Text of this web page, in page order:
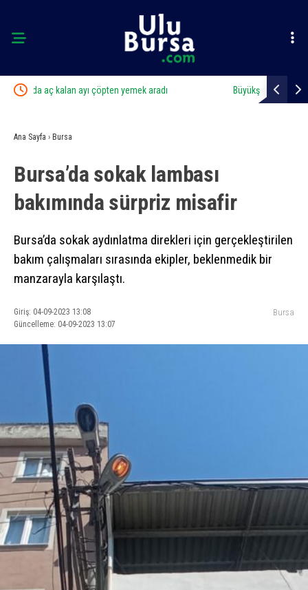
Büyükşehir’den Panayır’da altyapı ve ulaşım atağı Alanyurt
Ana Sayfa › Bursa
Bursa’da sokak lambası
bakımında sürpriz misafir
Bursa’da sokak aydınlatma direkleri için gerçekleştirilen
bakım çalışmaları sırasında ekipler, beklenmedik bir
manzarayla karşılaştı.
Giriş: 04-09-2023 13:08
Güncelleme: 04-09-2023 13:07
Bursa